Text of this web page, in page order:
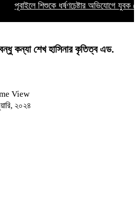
পূবাইলে শিশুকে ধর্ষণচেষ্টার অভিযোগে যুবক
কন্যা শেখ হাসিনার কৃতিত্ব এড.
View
২০২৪